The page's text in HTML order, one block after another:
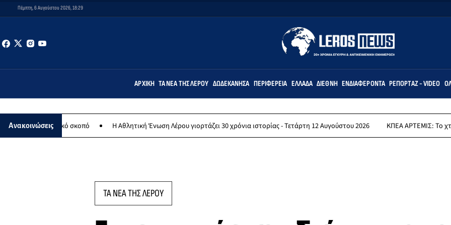
Πέμπτη, 6 Αυγούστου 2026, 18:29
ΑΡΧΙΚΉ ΤΑ ΝΈΑ ΤΗΣ ΛΈΡΟΥ ΔΩΔΕΚΆΝΗΣΑ ΠΕΡΙΦΈΡΕΙΑ ΕΛΛΆΔΑ ΔΙΕΘΝΉ ΕΝΔΙΑΦΈΡΟΝΤΑ ΡΕΠΟΡΤΆΖ - VIDEO
Ανακοινώσεις
σκοπό Η Αθλητική Ένωση Λέρου γιορτάζει 30 χρόνια ιστορίας - Τετάρτη 12 Αυγούστου 2026 ΚΠΕΑ ΑΡΤΕΜΙΣ: Το
ΤΑ ΝΕΑ ΤΗΣ ΛΕΡΟΥ